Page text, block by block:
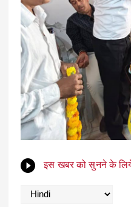
इस खबर को सुनने के